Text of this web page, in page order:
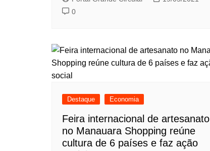
0
Destaque Economia
Feira internacional de artesanato
no Manauara Shopping reúne
cultura de 6 países e faz ação